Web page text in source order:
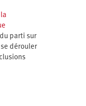
parti sur
dérouler